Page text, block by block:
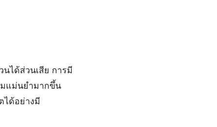
ได้ส่วนเสีย การมี
มแม่นยำมากขึ้น
ได้อย่างมี